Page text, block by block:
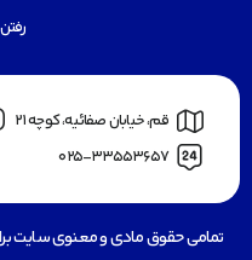
قم، خیابان صفائیه، کوچه 21
025-33553657
تمامی حقوق مادی و معنوی سایت